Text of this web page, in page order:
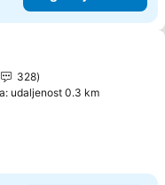
favorite
328
udaljenost 0.3 km